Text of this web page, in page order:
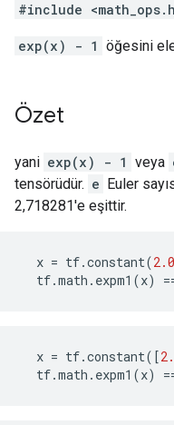
#include
exp(x) - 1 öğesini
Özet
yani exp(x) - 1 veya
tensörüdür. e Euler
2,718281'e eşittir.
x = tf.constant(2.0
tf.math . expm1 (x)
x = tf.constant([
tf.math . expm1 (x)